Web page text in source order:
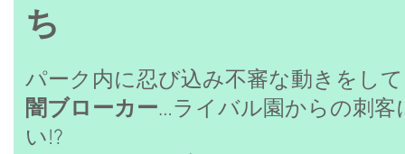
ち
パーク内に忍び込み不審な動きをし
闇ブローカー…ライバル園からの刺客
い!?